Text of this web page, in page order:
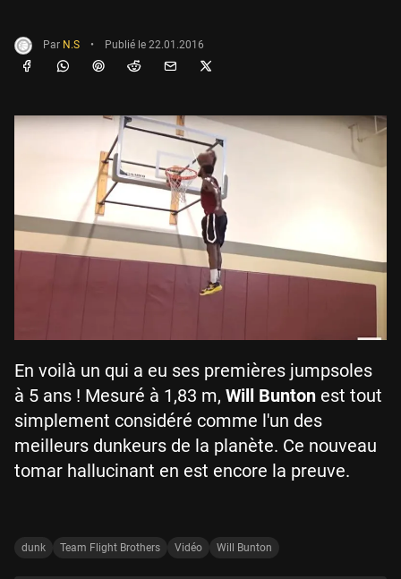
Par N.S • Publié le 22.01.2016
En voilà un qui a eu ses premières jumpsoles
à 5 ans ! Mesuré à 1,83 m, Will Bunton est tout
simplement considéré comme l'un des
meilleurs dunkeurs de la planète. Ce nouveau
tomar hallucinant en est encore la preuve.
dunk Team Flight Brothers Vidéo Will Bunton